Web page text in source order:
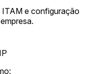
ITAM e configuração